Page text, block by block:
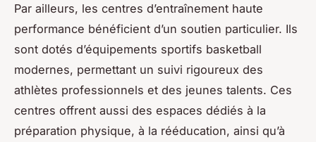
Par ailleurs, les centres d’entraînement haute
performance bénéficient d’un soutien particulier. Ils
sont dotés d’équipements sportifs basketball
modernes, permettant un suivi rigoureux des
athlètes professionnels et des jeunes talents. Ces
centres offrent aussi des espaces dédiés à la
préparation physique, à la rééducation, ainsi qu’à